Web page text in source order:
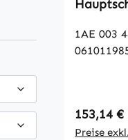
1AE 003
153,14 €
Preise